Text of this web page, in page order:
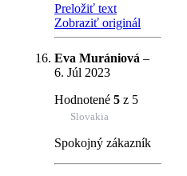
Preložiť text
Zobraziť originál
Eva Murániová –
6. Júl 2023
Hodnotené 5 z 5
Slovakia
Spokojný zákazník